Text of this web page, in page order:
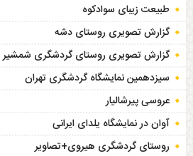
طبیعت زیبای سوادکوه
گزارش تصویری روستای دشه
گزارش تصویری روستای گردشگری شمشیر
سیزدهمین نمایشگاه گردشگری تهران
عروسی پیرشالیار
آوان در نمایشگاه یلدای ایرانی
روستای گردشگری هیروی+تصاویر